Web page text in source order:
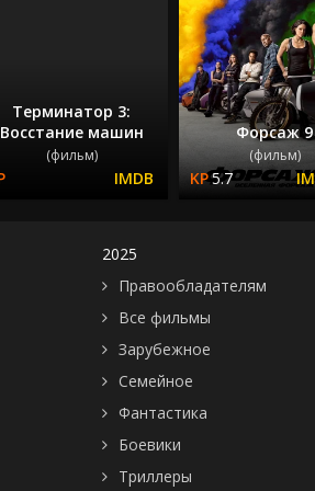
Терминатор 3:
Восстание машин
(фильм)
Форсаж 9
(фильм)
5.7
2025
Правообладателям
Все фильмы
Зарубежное
Семейное
Фантастика
Боевики
Триллеры